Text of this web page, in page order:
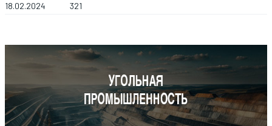
18.02.2024 321